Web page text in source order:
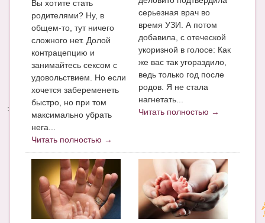
Вы хотите стать
родителями? Ну, в
общем-то, тут ничего
сложного нет. Долой
контрацепцию и
занимайтесь сексом с
удовольствием. Но если
хочется забеременеть
быстро, но при том
максимально убрать
нега...
Читать полностью →
серьезная врач во
время УЗИ. А потом
добавила, с отеческой
укоризной в голосе: Как
же вас так угораздило,
ведь только год после
родов. Я не стала
нагнетать...
Читать полностью →